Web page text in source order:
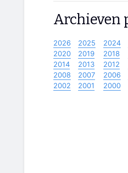
Archieven
2026 2025 2024
2020
2019 2018
2014
2013 2012
2008
2007 2006
2002
2001 2000